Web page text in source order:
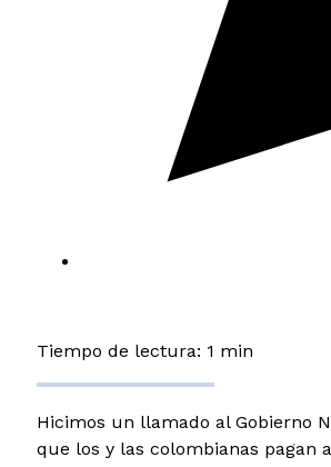
Tiempo de lectura: 1 min
Hicimos un llamado al Gobierno
que los y las colombianas pagan